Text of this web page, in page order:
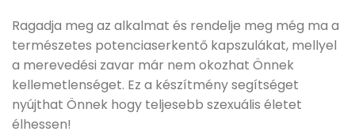
Ragadja meg az alkalmat és rendelje meg még ma a
természetes potenciaserkentő kapszulákat, mellyel
a merevedési zavar már nem okozhat Önnek
kellemetlenséget. Ez a készítmény segítséget
nyújthat Önnek hogy teljesebb szexuális életet
élhessen!